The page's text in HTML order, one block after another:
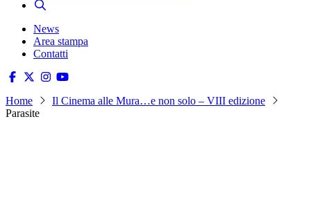
News
Area stampa
Contatti
Home
Il Cinema alle Mura…e non solo – VIII edizione
Parasite